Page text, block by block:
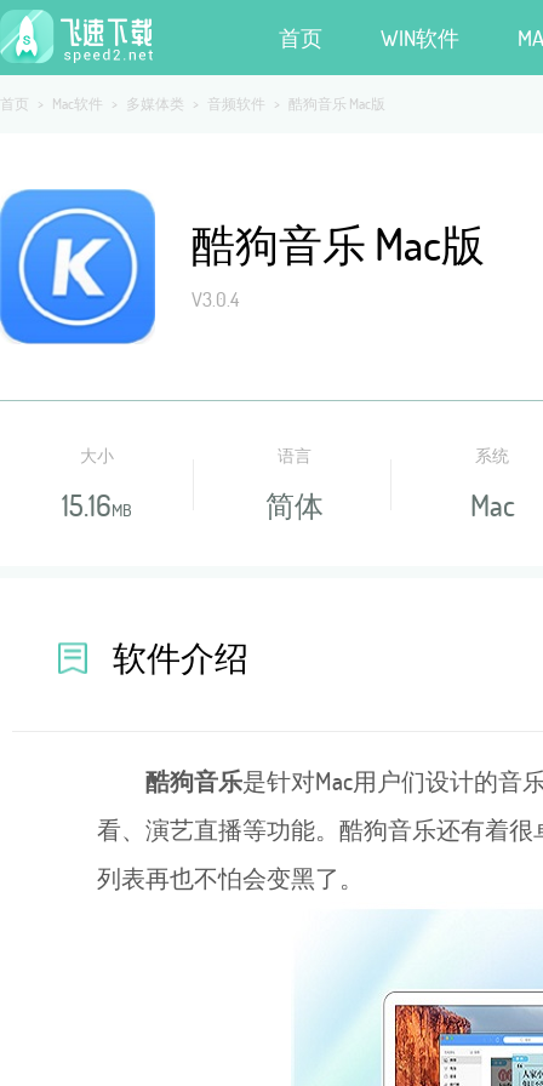
首页 WIN软件
首页 > Mac软件 > 多媒体类 > 音频软件 > 酷狗音乐 Mac版
酷狗音乐 Mac版
V3.0.4
大小
15.16MB
语言
简体
系统
Mac
软件介绍
酷狗音乐是针对Mac用户们设计的音
看、演艺直播等功能。酷狗音乐还有着
列表再也不怕会变黑了。